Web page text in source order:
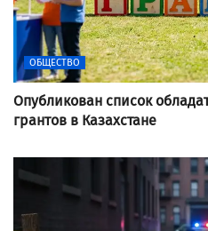
ОБЩЕСТВО
Опубликован список
грантов в Казахстане